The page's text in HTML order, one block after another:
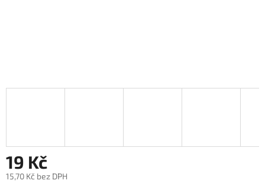
19 Kč
15,70 Kč bez DPH